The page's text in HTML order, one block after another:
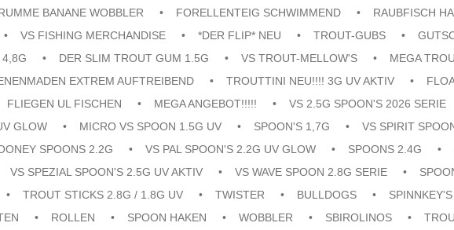
BANANE WOBBLER FORELLENTEIG SCHWIMMEND
RAUBFISCH
VS FISHING MERCHANDISE *DER FLIP* NEU TROUT-GUBS
DER SLIM TROUT GUM 1.5G VS TROUT-MELLOW'S
MEGA
EXTREM AUFTREIBEND TROUTTINI NEU!!!! 3G UV AKTIV
FLIEGEN UL FISCHEN MEGA ANGEBOT!!!!!
VS 2.5G SPOON'S 2026 SERIE
GLOW
MICRO VS SPOON 1.5G UV SPOON'S 1,7G
VS SPIRIT
SPOONS 2.2G VS PAL SPOON'S 2.2G UV GLOW SPOONS 2.4G
VS SPEZIAL SPOON'S 2.5G UV AKTIV VS WAVE SPOON 2.8G SERIE
TROUT STICKS 2.8G / 1.8G UV TWISTER BULLDOGS
ROLLEN SPOON HAKEN WOBBLER SBIROLINOS